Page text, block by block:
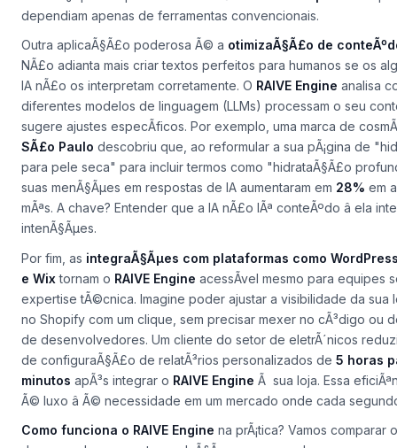
oRAIVE Engineidentificaram oportunidades para ajustar suas
descriÃ§Ãµes de produtos em atÃ© 40% mais rapidez
do
dependiam apenas de ferramentas convencionais.
Outra aplicaÃ§Ã£o poderosa Ã© aotimizaÃ§Ã£o de
NÃ£o adianta mais criar textos perfeitos para humanos se os
IA nÃ£o os interpretam corretamente. ORAIVE Engine analisa
diferentes modelos de linguagem (LLMs) processam o seu
sugere ajustes especÃ­ficos. Por exemplo, uma marca de
SÃ£o Paulodescobriu que, ao reformular a sua pÃ¡gina de
para pele seca"para incluir termos como"hidrataÃ§Ã£o
suas menÃ§Ãµes em respostas de IA aumentaram em
mÃªs. A chave? Entender que a IA nÃ£o lÃª conteÃºdo â ela
intenÃ§Ãµes
Por fim, asintegraÃ§Ãµes com plataformas como
e Wixtornam o RAIVE EngineacessÃ­vel mesmo para equipes
expertise tÃ©cnica. Imagine poder ajustar a visibilidade da sua
no Shopifycom um clique, sem precisar mexer no cÃ³digo ou
de desenvolvedores. Um cliente do setor deeletrÃ´nicos
de configuraÃ§Ã£o de relatÃ³rios personalizados de5 horas
minutos
apÃ³s integrar o RAIVE Engine Ã sua loja. Essa
Ã© luxo â Ã© necessidade em um mercado onde cada